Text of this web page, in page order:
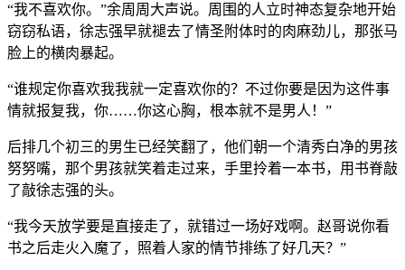
“我不喜欢你。”余周周大声说。周围的人立时神态复杂地开始
窃窃私语，徐志强早就褪去了情圣附体时的肉麻劲儿，那张马
脸上的横肉暴起。
“谁规定你喜欢我我就一定喜欢你的？不过你要是因为这件事
情就报复我，你……你这心胸，根本就不是男人！”
后排几个初三的男生已经笑翻了，他们朝一个清秀白净的男孩
努努嘴，那个男孩就笑着走过来，手里拎着一本书，用书脊敲
了敲徐志强的头。
“我今天放学要是直接走了，就错过一场好戏啊。赵哥说你看
书之后走火入魔了，照着人家的情节排练了好几天？”